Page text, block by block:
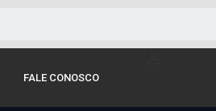
FALE CONOSCO